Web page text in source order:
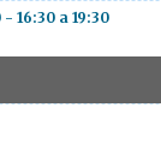
- 16:30 a 19:30